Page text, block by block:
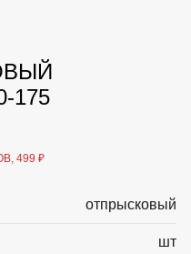
НАСЕКОМЫХ И
И УДОБРЕНИЯ
175
499 ₽
отпрысковый
шт